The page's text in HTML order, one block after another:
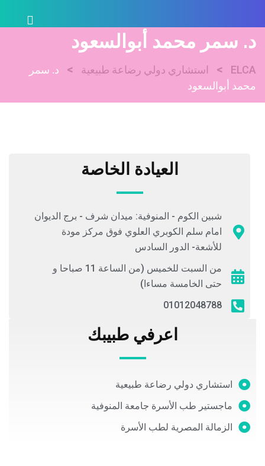
د. سمر محمد أبوالسعود
ELCA
> استشاري دولي رضاعة طبيعية >
د. سمر
محمد أبوالسعود
العيادة الخاصة
شبين الكوم - المنوفية: ميدان شرف - برج الديوان
امام سلم الكوبري العلوي فوق مركز مودة
للأشعة- الدور السادس
من السبت للخميس (من الساعة 11 صباحا و
حتى الخامسة مساءا)
01012048788
اعرفي طبيبك
استشاري دولي رضاعة طبيعية
ماجستير طب الأسرة جامعة المنوفية
الزمالة المصرية لطب الأسرة